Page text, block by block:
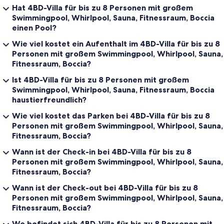
Hat 4BD-Villa für bis zu 8 Personen mit großem
Swimmingpool, Whirlpool, Sauna, Fitnessraum, Boccia
einen Pool?
Wie viel kostet ein Aufenthalt im 4BD-Villa für bis zu 8
Personen mit großem Swimmingpool, Whirlpool, Sauna,
Fitnessraum, Boccia?
Ist 4BD-Villa für bis zu 8 Personen mit großem
Swimmingpool, Whirlpool, Sauna, Fitnessraum, Boccia
haustierfreundlich?
Wie viel kostet das Parken bei 4BD-Villa für bis zu 8
Personen mit großem Swimmingpool, Whirlpool, Sauna,
Fitnessraum, Boccia?
Wann ist der Check-in bei 4BD-Villa für bis zu 8
Personen mit großem Swimmingpool, Whirlpool, Sauna,
Fitnessraum, Boccia?
Wann ist der Check-out bei 4BD-Villa für bis zu 8
Personen mit großem Swimmingpool, Whirlpool, Sauna,
Fitnessraum, Boccia?